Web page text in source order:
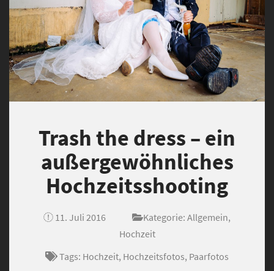
Trash the dress – ein
außergewöhnliches
Hochzeitsshooting
11. Juli 2016 Kategorie: Allgemein,
Hochzeit
Tags: Hochzeit, Hochzeitsfotos, Paarfotos